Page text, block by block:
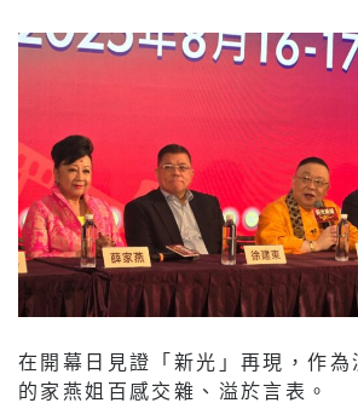
在開幕日見證「新光」再現，作為
的家燕姐百感交雜、溢於言表。